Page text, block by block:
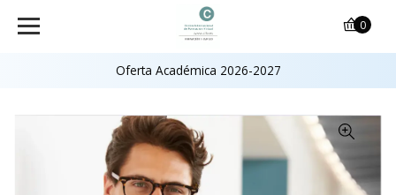
Oferta Académica 2026-2027
0